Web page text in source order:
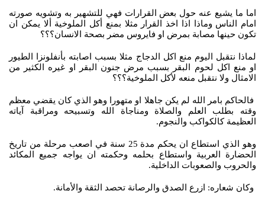
اما ما يشيع عنه حول بعض القرارات فهي للتشهير به وتشويه صورته
امام الناس وماذا اذا اخذ القرار مثلا بمنع أكل الملوخية ألا يمكن ان
تكون حينها مصابة بمرض او فايروس مضر بصحة الانسان؟؟؟
لماذا نتقبل اليوم منع اكل الدجاج مثلا بسبب اصابته بأنفلونزا الطيور
او منع اكل لحوم البقر بسبب مرض جنون البقر او غيره الكثير من
الامثال ولا نتقبل منعه لأكل الملوخية؟؟؟
فالحاكم بامر الله لم يكن جاهلا او متهورا وهو الذي كان يقضي معظم
وقته بطلب العلم والصلاة ومناجاة الله وتسبيحه ومراقبة آياته
العظيمة كالكواكب والنجوم.
وهو الذي استطاع ان يحكم مدة 25 سنة في اصعب مرحلة من تاريخ
الحضارة العربية واستطاع بحلمه وحكمته ان يواجه جميع المكائد
والحروب والصعوبات الداخلية.
وكان شعاره: ازرع الصدق والرصانة تحصد الثقة والأمانة.